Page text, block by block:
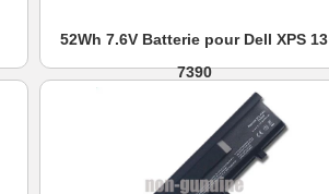
52Wh 7.6V Batterie pour Dell XPS 13
7390